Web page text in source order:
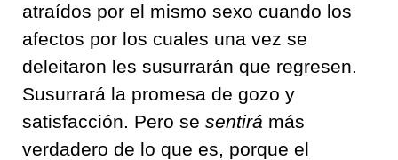
atraídos por el mismo sexo cuando los
afectos por los cuales una vez se
deleitaron les susurrarán que regresen.
Susurrará la promesa de gozo y
satisfacción. Pero se sentirá más
verdadero de lo que es, porque el